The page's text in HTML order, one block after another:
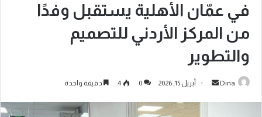
في عمّان الأهلية يستقبل وفدًا
من المركز الأردني للتصميم
والتطوير
Dina أبريل 15, 2026 0
4 دقيقة واحدة